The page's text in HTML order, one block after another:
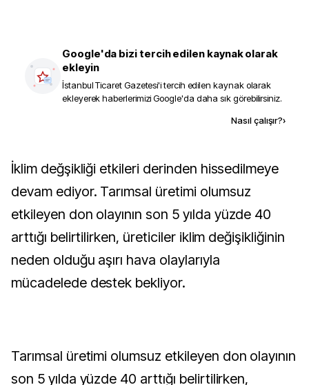
Google'da bizi tercih edilen kaynak olarak
ekleyin
İstanbul Ticaret Gazetesi'i tercih edilen kaynak olarak
ekleyerek haberlerimizi Google'da daha sık görebilirsiniz.
Nasıl çalışır?›
İklim değşikliği etkileri derinden hissedilmeye
devam ediyor. Tarımsal üretimi olumsuz
etkileyen don olayının son 5 yılda yüzde 40
arttığı belirtilirken, üreticiler iklim değişikliğinin
neden olduğu aşırı hava olaylarıyla
mücadelede destek bekliyor.
Tarımsal üretimi olumsuz etkileyen don olayının
son 5 yılda yüzde 40 arttığı belirtilirken,